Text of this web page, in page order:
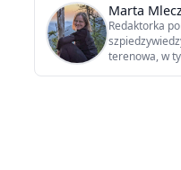
Marta
Redaktorka
terenowa, w